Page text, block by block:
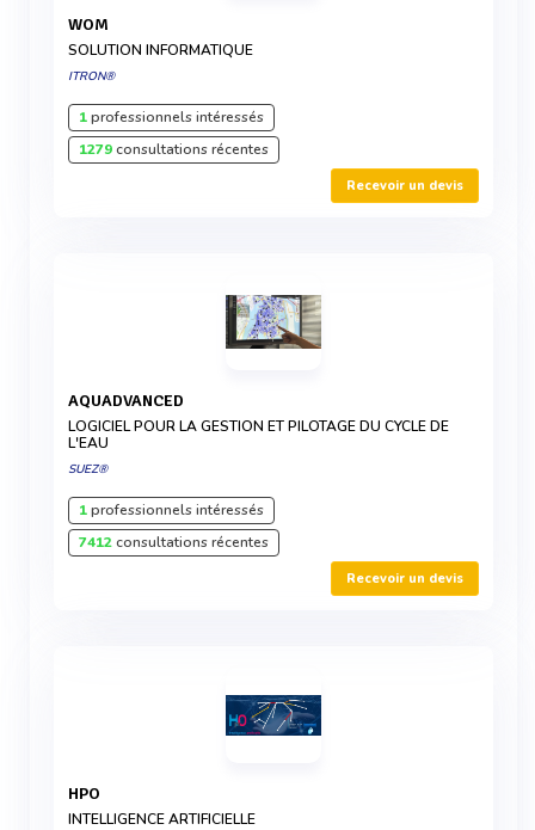
WOM
SOLUTION INFORMATIQUE
ITRON®
1professionnels intéressés
1279consultations récentes
Recevoir un devis
AQUADVANCED
LOGICIEL POUR LA GESTION ET PILOTAGE DU CYCLE DE
L'EAU
SUEZ®
1professionnels intéressés
7412consultations récentes
Recevoir un devis
HPO
INTELLIGENCE ARTIFICIELLE